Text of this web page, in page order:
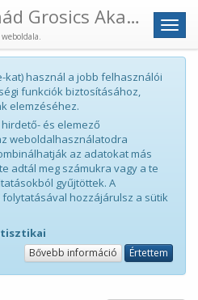
Menü
Szeged-Csanád Grosics Akadémia
kat) használ a jobb felhasználói
funkciók biztosításához,
elemzéséhez.
és elemező
weboldalhasználatodra
az adatokat más
adtál meg számukra vagy a te
gyűjtöttek. A
hozzájárulsz a sütik
Bővebb információ Értettem